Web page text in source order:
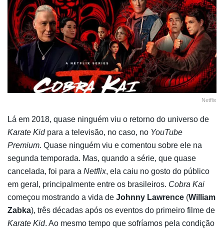
Netflix
Lá em 2018, quase ninguém viu o retorno do universo de
Karate Kidpara a televisão, no caso, no YouTube
Premium. Quase ninguém viu e comentou sobre ele na
segunda temporada. Mas, quando a série, que quase
cancelada, foi para a Netflix, ela caiu no gosto do público
em geral, principalmente entre os brasileiros. Cobra Kai
começou mostrando a vida de Johnny Lawrence (William
Zabka), três décadas após os eventos do primeiro filme de
Karate Kid. Ao mesmo tempo que sofríamos pela condição